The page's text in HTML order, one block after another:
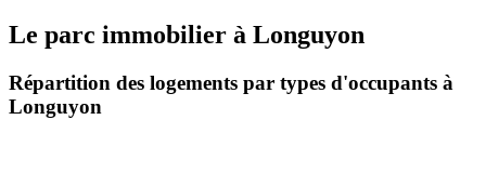
Le parc immobilier à Longuyon
Répartition des logements par types d'occupants à
Longuyon